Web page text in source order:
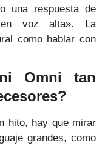
una respuesta de
voz alta». La
como hablar con
Omni tan
hito, hay que mirar
grandes, como